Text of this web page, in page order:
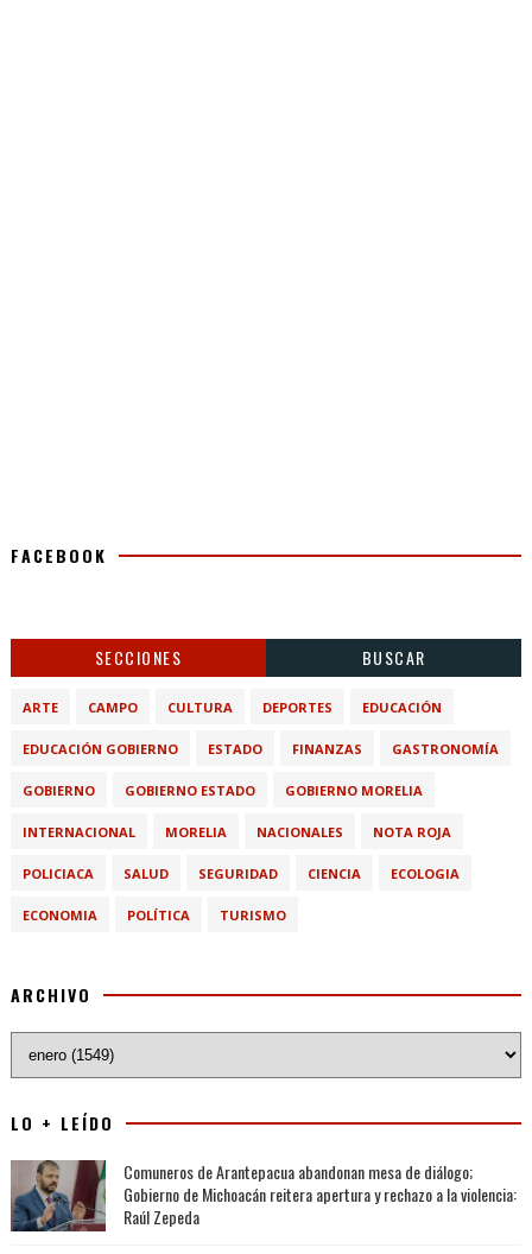
FACEBOOK
SECCIONES BUSCAR
ARTE CAMPO CULTURA DEPORTES EDUCACIÓN
EDUCACIÓN GOBIERNO ESTADO FINANZAS GASTRONOMÍA
GOBIERNO GOBIERNO ESTADO GOBIERNO MORELIA
INTERNACIONAL MORELIA NACIONALES NOTA ROJA
POLICIACA SALUD SEGURIDAD CIENCIA ECOLOGIA
ECONOMIA POLÍTICA TURISMO
ARCHIVO
LO + LEÍDO
Comuneros de Arantepacua abandonan mesa de diálogo;
Gobierno de Michoacán reitera apertura y rechazo a la violencia:
Raúl Zepeda